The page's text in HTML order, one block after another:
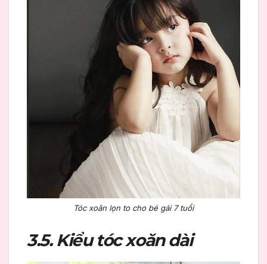
Tóc xoăn lọn to cho bé gái 7 tuổi
3.5. Kiểu tóc xoăn dài